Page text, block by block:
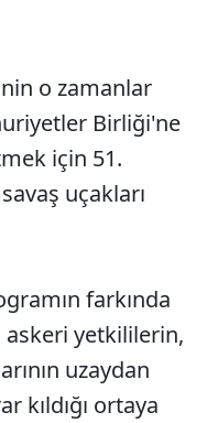
o zamanlar
Birliği'ne
için 51.
uçakları
farkında
askeri yetkililerin,
uzaydan
kıldığı ortaya